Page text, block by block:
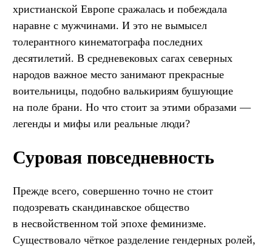
христианской Европе сражалась и побеждала
наравне с мужчинами. И это не вымысел
толерантного кинематографа последних
десятилетий. В средневековых сагах северных
народов важное место занимают прекрасные
воительницы, подобно валькириям бушующие
на поле брани. Но что стоит за этими образами —
легенды и мифы или реальные люди?
Суровая повседневность
Прежде всего, совершенно точно не стоит
подозревать скандинавское общество
в несвойственном той эпохе феминизме.
Существовало чёткое разделение гендерных ролей,